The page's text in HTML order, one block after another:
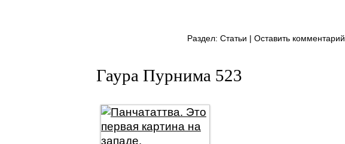
Раздел:Статьи |Оставить комментарий
Гаура Пурнима 523